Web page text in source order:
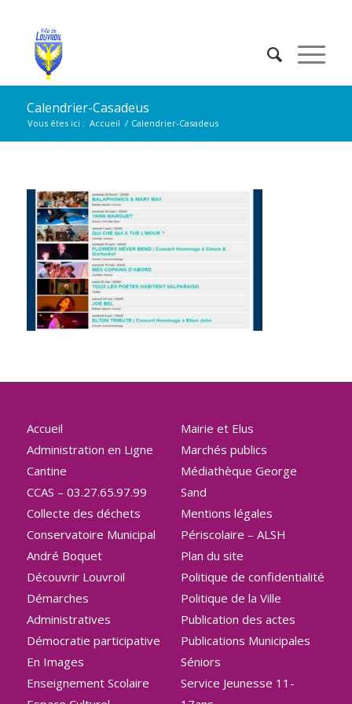
Calendrier-Casadeus
Vous êtes ici : Accueil / Calendrier-Casadeus
Accueil
Administration en Ligne
Cantine
CCAS – 03.27.65.97.99
Collecte des déchets
Conservatoire Municipal
André Boquet
Découvrir Louvroil
Démarches
Administratives
Démocratie participative
En Images
Enseignement Scolaire
Mairie et Elus
Marchés publics
Médiathèque George
Sand
Mentions légales
Périscolaire – ALSH
Plan du site
Politique de confidentialité
Politique de la Ville
Publication des actes
Publications Municipales
Séniors
Service Jeunesse 11-